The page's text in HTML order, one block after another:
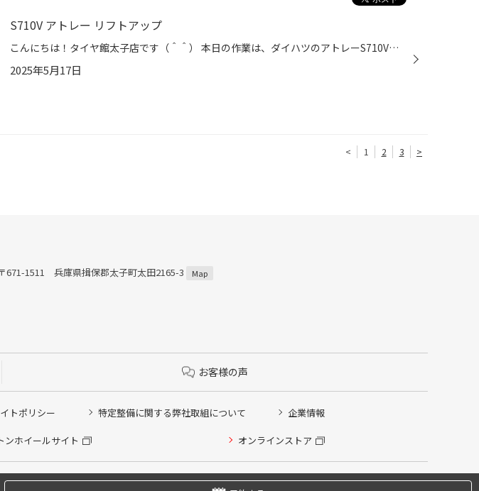
S710V アトレー リフトアップ
こんにちは！タイヤ館太子店です（＾＾） 本日の作業は、ダイハツのアトレーS710Vに 最近流行っているタナベのアップサス『UP210』の取り付けです。 車高が変わったのでしっかりとアライメント調整を行い完成です。 大好評につき 5月31日まで期限延長決定！！ ＼当日登録OK！／ 【アプリクーポン配...
2025年5月17日
< 1 2 3 >
671-1511 兵庫県揖保郡太子町太田2165-3 Map
お客様の声
トポリシー 特定整備に関する弊社取組について 企業情報
ンホイールサイト オンラインストア
選択ください